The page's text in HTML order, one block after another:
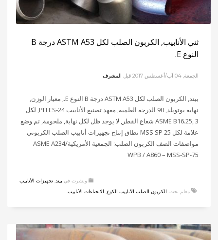
ثني الأنابيب, الكربون الصلب لكل ASTM A53 درجة B
النوع E.
الجمعة, 04 آب/أغسطس 2017 قبل المشرف
بيند, الكربون الصلب لكل ASTM A53 درجة B النوع E., معيار الوزن,
نهاية بوتويلد, 90 الدرجة العلمية, معهد تصنيع الأنابيب PFI ES-24, لكل
ASME B16.25, 3 شعاع القطر, لا يوجد ظل لكل نهاية, ملحومة, تم وضع
علامة لكل MSS SP 25 نطاق إنتاج تجهيزات أنابيب الصلب الكربوني
مواصفات الصف الكربون الصلب: الجمعية الأمريكية/ASME A234
WPB / A860 – MSS-SP-75
ونشرت في بيند, تجهيزات الأنابيب
معلم تحت: الكربون الصلب الأنابيب الكوع, الانحناءات الأنابيب